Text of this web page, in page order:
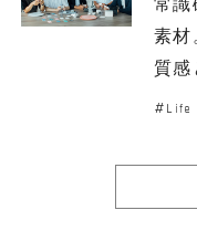
素
質感
Life